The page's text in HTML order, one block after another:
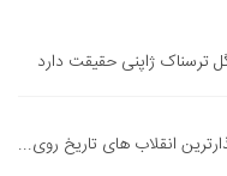
ترسناک ژاپنی حقیقت دارد
انقلاب های تاریخ روی...